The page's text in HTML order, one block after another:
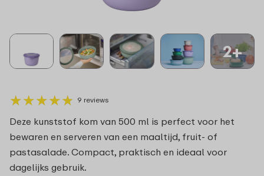
2+
★★★★★
★★★★★ 9 reviews
Deze kunststof kom van 500 ml is perfect voor het
bewaren en serveren van een maaltijd, fruit- of
pastasalade. Compact, praktisch en ideaal voor
dagelijks gebruik.